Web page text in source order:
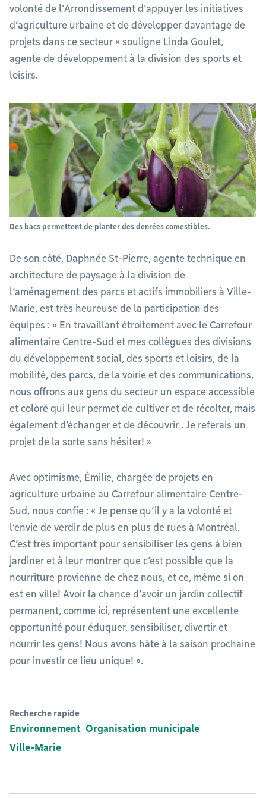
volonté de l’Arrondissement d’appuyer les initiatives
d’agriculture urbaine et de développer davantage de
projets dans ce secteur » souligne Linda Goulet,
agente de développement à la division des sports et
loisirs.
Des bacs permettent de planter des denrées comestibles.
De son côté, Daphnée St-Pierre, agente technique en
architecture de paysage à la division de
l’aménagement des parcs et actifs immobiliers à Ville-
Marie, est très heureuse de la participation des
équipes : « En travaillant étroitement avec le Carrefour
alimentaire Centre-Sud et mes collègues des divisions
du développement social, des sports et loisirs, de la
mobilité, des parcs, de la voirie et des communications,
nous offrons aux gens du secteur un espace accessible
et coloré qui leur permet de cultiver et de récolter, mais
également d’échanger et de découvrir . Je referais un
projet de la sorte sans hésiter! »
Avec optimisme, Émilie, chargée de projets en
agriculture urbaine au Carrefour alimentaire Centre-
Sud, nous confie : « Je pense qu’il y a la volonté et
l’envie de verdir de plus en plus de rues à Montréal.
C’est très important pour sensibiliser les gens à bien
jardiner et à leur montrer que c’est possible que la
nourriture provienne de chez nous, et ce, même si on
est en ville! Avoir la chance d’avoir un jardin collectif
permanent, comme ici, représentent une excellente
opportunité pour éduquer, sensibiliser, divertir et
nourrir les gens! Nous avons hâte à la saison prochaine
pour investir ce lieu unique! ».
Recherche rapide
Environnement Organisation municipale
Ville-Marie